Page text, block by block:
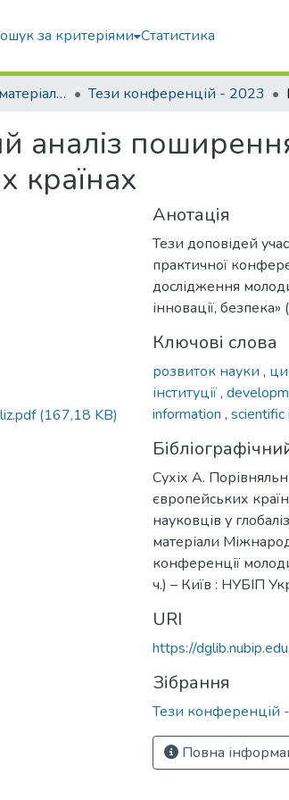
за критеріями Статистика
Конференції та матеріали конференцій Тези конференцій - 2023
аналіз
країнах
(167,18 KB)
Анотація
Тези доповідей
практичної
дослідження
інновації,
Ключові слова
розвиток науки ,
інституції,
information ,
Сухіх А.
європейських
науковців у
матеріали
конференції
ч.) – Київ : НУБІП
URI
https://
Зібрання
Тези конференцій
Повна